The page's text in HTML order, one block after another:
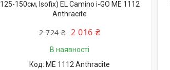
125-150см, Isofix) EL Camino i-GO ME 1112
Anthracite
2 724 ₴ 2 016 ₴
В наявності
ME 1112 Anthracite